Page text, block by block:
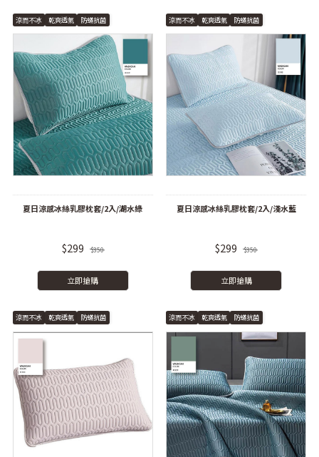
涼而不冰 乾爽透氣 防蟎抗菌
夏日涼感冰絲乳膠枕套/2入/湖水綠
$299 $350
立即搶購
涼而不冰 乾爽透氣 防蟎抗菌
夏日涼感冰絲乳膠枕套/2入/淺水藍
$299 $350
立即搶購
涼而不冰 乾爽透氣 防蟎抗菌 涼而不冰 乾爽透氣 防蟎抗菌